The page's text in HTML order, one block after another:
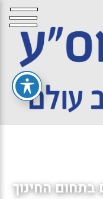
החינוך